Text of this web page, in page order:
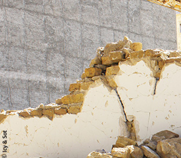
Jump to navigation